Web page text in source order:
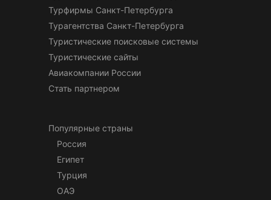
Турфирмы Санкт-Петербурга
Турагентства Санкт-Петербурга
Туристические поисковые системы
Туристические сайты
Авиакомпании России
Стать партнером
Популярные страны
Россия
Египет
Турция
ОАЭ